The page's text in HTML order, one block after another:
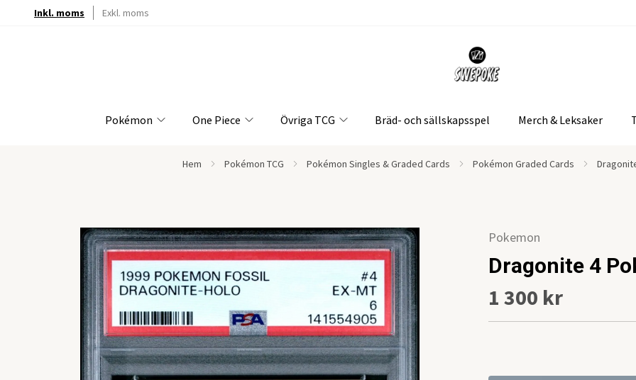
Inkl. moms Exkl. moms
Pokémon One Piece Övriga TCG Bräd- och sällskapsspel Merch & Leksaker
Hem Pokémon TCG Pokémon Singles & Graded Cards Pokémon Graded Cards
Pokemon
Dragonite 4
1 300 kr